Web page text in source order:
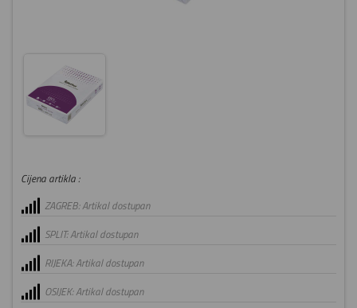
Cijena artikla :
ZAGREB: Artikal dostupan
SPLIT: Artikal dostupan
RIJEKA: Artikal dostupan
OSIJEK: Artikal dostupan